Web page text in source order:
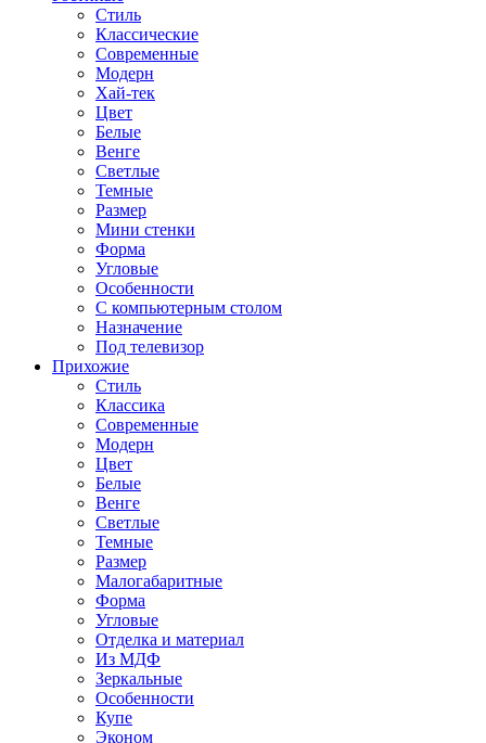
Стиль
Классические
Современные
Модерн
Хай-тек
Цвет
Белые
Венге
Светлые
Темные
Размер
Мини стенки
Форма
Угловые
Особенности
С компьютерным столом
Назначение
Под телевизор
Прихожие
Стиль
Классика
Современные
Модерн
Цвет
Белые
Венге
Светлые
Темные
Размер
Малогабаритные
Форма
Угловые
Отделка и материал
Из МДФ
Зеркальные
Особенности
Купе
Эконом